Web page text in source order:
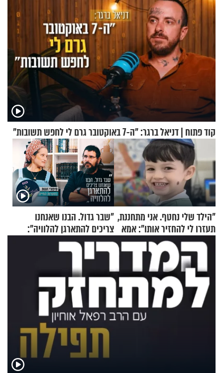
קוד פתוח | דניאל ברגר: "ה-7 באוקטובר גרם לי לחפש תשובות"
"הילד שלי נחטף. אני מתחננת,
תעזרו לי להחזיר אותו": אמא
של יובל בן ה-4 בריאיון דומע
"שבר גדול. הבנו שאנחנו
צריכים להתארגן להלוויה":
זוגיות במבחן, הפעם עם מרים
וגד דנינו